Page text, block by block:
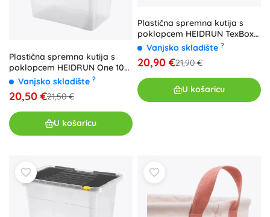
Plastična spremna kutija s
poklopcem HEIDRUN One 100
l
Vanjsko skladište ?
20,50 €21,50 €
U košaricu
Plastična spremna kutija s
poklopcem HEIDRUN TexBox
60 lVanjsko skladište ?
20,90 €21,90 €
U košaricu